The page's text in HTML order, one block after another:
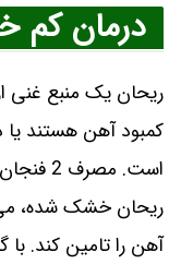
درمان کم
ریحان یک منبع غنی
کمبود آهن هستند یا
است.
آهن را تامین کند. با